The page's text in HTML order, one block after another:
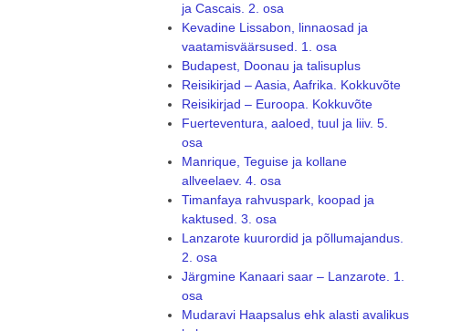
ja Cascais. 2. osa
Kevadine Lissabon, linnaosad ja
vaatamisväärsused. 1. osa
Budapest, Doonau ja talisuplus
Reisikirjad – Aasia, Aafrika. Kokkuvõte
Reisikirjad – Euroopa. Kokkuvõte
Fuerteventura, aaloed, tuul ja liiv. 5.
osa
Manrique, Teguise ja kollane
allveelaev. 4. osa
Timanfaya rahvuspark, koopad ja
kaktused. 3. osa
Lanzarote kuurordid ja põllumajandus.
2. osa
Järgmine Kanaari saar – Lanzarote. 1.
osa
Mudaravi Haapsalus ehk alasti avalikus